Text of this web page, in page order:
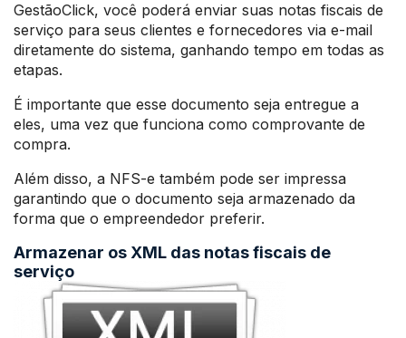
GestãoClick, você poderá enviar suas notas fiscais de
serviço para seus clientes e fornecedores via e-mail
diretamente do sistema, ganhando tempo em todas as
etapas.
É importante que esse documento seja entregue a
eles, uma vez que funciona como comprovante de
compra.
Além disso, a NFS-e também pode ser impressa
garantindo que o documento seja armazenado da
forma que o empreendedor preferir.
Armazenar os XML das notas fiscais de
serviço